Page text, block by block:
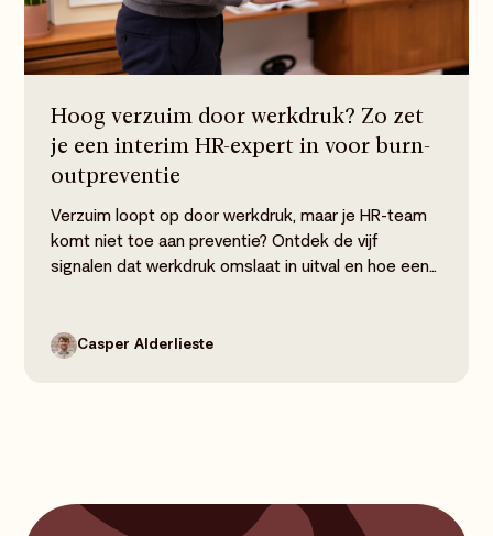
Hoog verzuim door werkdruk? Zo zet
je een interim HR-expert in voor burn-
outpreventie
Verzuim loopt op door werkdruk, maar je HR-team
komt niet toe aan preventie? Ontdek de vijf
signalen dat werkdruk omslaat in uitval en hoe een
op verzuim.
Casper Alderlieste